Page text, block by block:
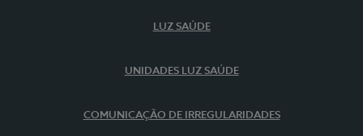
LUZ SAÚDE
UNIDADES LUZ SAÚDE
COMUNICAÇÃO DE IRREGULARIDADES